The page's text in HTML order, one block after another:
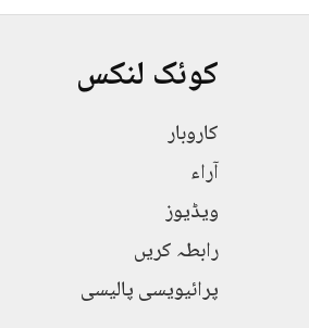
کوئک لنکس
کاروبار
آراء
ویڈیوز
رابطہ کریں
پرائیویسی پالیسی